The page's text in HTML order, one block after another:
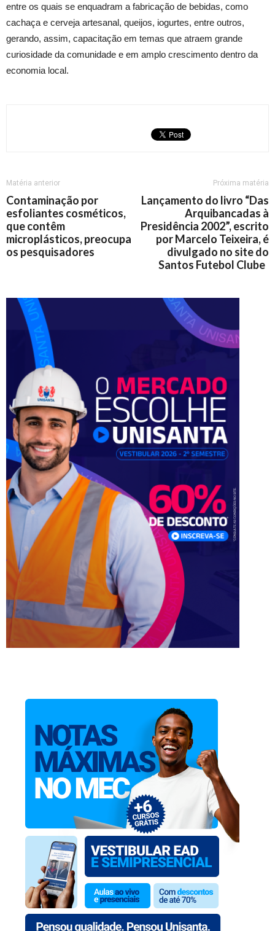
entre os quais se enquadram a fabricação de bebidas, como
cachaça e cerveja artesanal, queijos, iogurtes, entre outros,
gerando, assim, capacitação em temas que atraem grande
curiosidade da comunidade e em amplo crescimento dentro da
economia local.
Matéria anterior
Contaminação por
esfoliantes cosméticos,
que contêm
microplásticos, preocupa
os pesquisadores
Próxima matéria
Lançamento do livro “Das
Arquibancadas à
Presidência 2002”, escrito
por Marcelo Teixeira, é
divulgado no site do
Santos Futebol Clube